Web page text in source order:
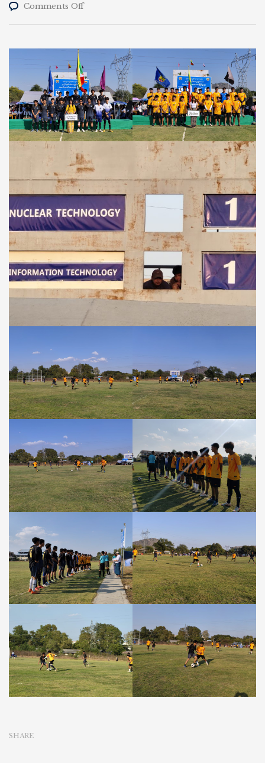
Comments Offon
Vs
IT
(7-
1-
2026)
SHARE